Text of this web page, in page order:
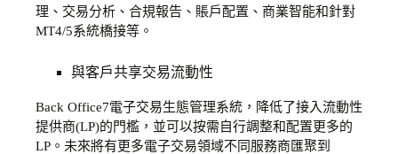
理、交易分析、合規報告、賬戶配置、商業智能和針對
MT4/5系統橋接等。
與客戶共享交易流動性
Back Office7電子交易生態管理系統，降低了接入流動性
提供商(LP)的門檻，並可以按需自行調整和配置更多的
LP。未來將有更多電子交易領域不同服務商匯聚到